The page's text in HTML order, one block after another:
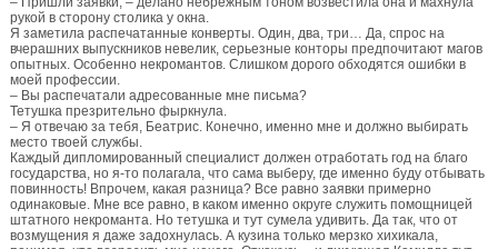
рукой в сторону столика у окна.
Я заметила распечатанные конверты. Один, два, три… Да, спрос на
вчерашних выпускников невелик, серьезные конторы предпочитают магов
опытных. Особенно некромантов. Слишком дорого обходятся ошибки в
моей профессии.
– Вы распечатали адресованные мне письма?
Тетушка презрительно фыркнула.
– Я отвечаю за тебя, Беатрис. Конечно, именно мне и должно выбирать
место твоей службы.
Каждый дипломированный специалист должен отработать год на благо
государства, но я-то полагала, что сама выберу, где именно буду отбывать
повинность! Впрочем, какая разница? Все равно заявки примерно
одинаковые. Мне все равно, в каком именно округе служить помощницей
штатного некроманта. Но тетушка и тут сумела удивить. Да так, что от
возмущения я даже задохнулась. А кузина только мерзко хихикала,